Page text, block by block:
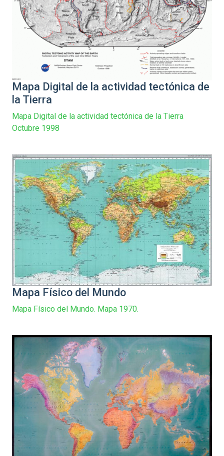
Mapa Digital de la actividad tectónica de
la Tierra
Mapa Digital de la actividad tectónica de la Tierra
Octubre 1998
Mapa Físico del Mundo
Mapa Físico del Mundo. Mapa 1970.